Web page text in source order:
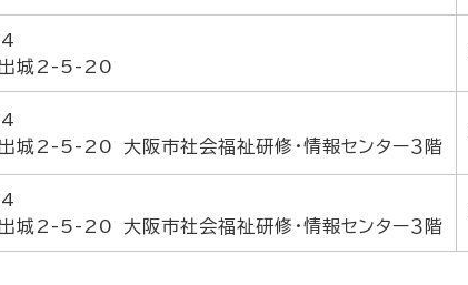
出城2-5-20
城2-5-20 大阪市社会福祉研修・情報センター３階
城2-5-20 大阪市社会福祉研修・情報センター３階